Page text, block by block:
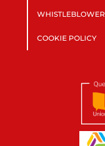
COOKIE POLICY